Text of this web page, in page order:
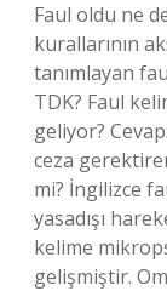
Faul oldu ne
kurallarının
tanımlayan
TDK? Faul
geliyor?
ceza
mi? İngilizce
yasadışı
kelime
gelişmiştir.